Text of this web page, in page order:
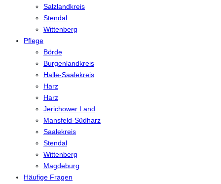
Salzlandkreis
Stendal
Wittenberg
Pflege
Börde
Burgenlandkreis
Halle-Saalekreis
Harz
Harz
Jerichower Land
Mansfeld-Südharz
Saalekreis
Stendal
Wittenberg
Magdeburg
Häufige Fragen